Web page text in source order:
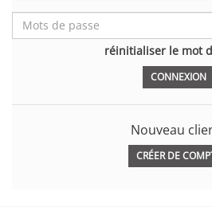
réinitialiser le mot
Nouveau
CRÉER DE